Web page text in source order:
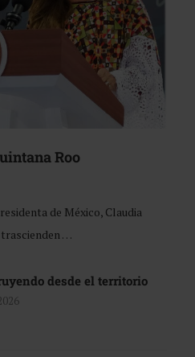
Roo
de México, Claudia
trascienden …
desde el territorio